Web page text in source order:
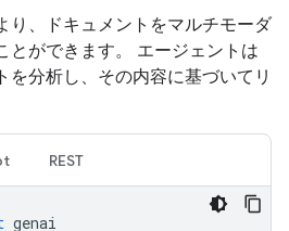
り、ドキュメントをマルチモーダ
とができます。 エージェントは
を分析し、その内容に基づいてリ
REST
genai